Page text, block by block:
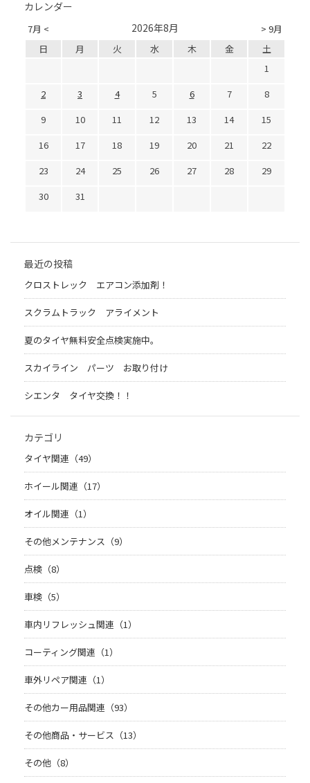
カレンダー
7月 < > 9月
2026年8月
日 月 火 水 木 金
土
1
2
3 4 5 6 7
8
9
10 11 12 13 14
15
16
17 18 19 20 21
22
23
24 25 26 27 28
29
30
31
最近の投稿
クロストレック エアコン添加剤！
スクラムトラック アライメント
夏のタイヤ無料安全点検実施中。
スカイライン パーツ お取り付け
シエンタ タイヤ交換！！
カテゴリ
タイヤ関連（49）
ホイール関連（17）
オイル関連（1）
その他メンテナンス（9）
点検（8）
車検（5）
車内リフレッシュ関連（1）
コーティング関連（1）
車外リペア関連（1）
その他カー用品関連（93）
その他商品・サービス（13）
その他（8）